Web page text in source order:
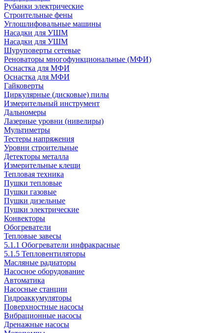
Рубанки электрические
Строительные фены
Углошлифовальные машины
Насадки для УШМ
Насадки для УШМ
Шуруповерты сетевые
Реноваторы многофункциональные (МФИ)
Оснастка для МФИ
Оснастка для МФИ
Гайковерты
Циркулярные (дисковые) пилы
Измерительный инструмент
Дальномеры
Лазерные уровни (нивелиры)
Мультиметры
Тестеры напряжения
Уровни строительные
Детекторы металла
Измерительные клещи
Тепловая техника
Пушки тепловые
Пушки газовые
Пушки дизельные
Пушки электрические
Конвекторы
Обогреватели
Тепловые завесы
5.1.1 Обогреватели инфракрасные
5.1.5 Тепловентиляторы
Масляные радиаторы
Насосное оборудование
Автоматика
Насосные станции
Гидроаккумуляторы
Поверхностные насосы
Вибрационные насосы
Дренажные насосы